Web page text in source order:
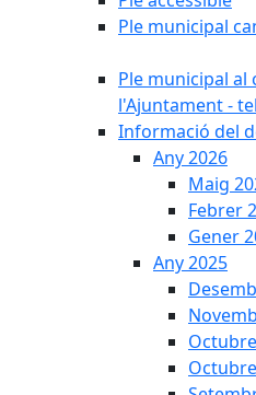
Ple municipal
Ple municipal al
l'Ajuntament -
Informació del
Any 2026
Maig
Febrer
Gener
Any 2025